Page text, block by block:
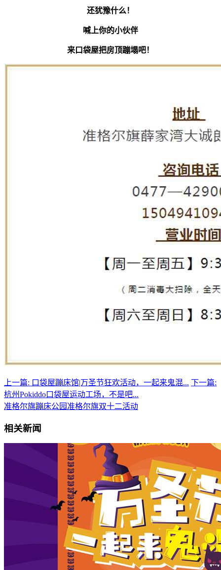
还犹豫什么！
喊上你的小伙伴
来口袋屋把房顶蹦塌吧！
上一篇: 口袋屋蹦床馆|万圣节狂欢活动，一起来鬼混... 下一篇:
杭州Pokiddo口袋屋运动工场，不是吧...
准格尔旗蹦床公园 准格尔旗双十二活动
相关新闻